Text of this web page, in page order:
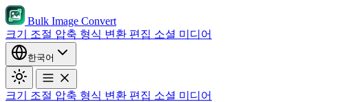
Bulk Image Convert
크기 조절 압축 형식 변환 편집 소셜 미디어
한국어
크기 조절 압축 형식 변환 편집 소셜 미디어